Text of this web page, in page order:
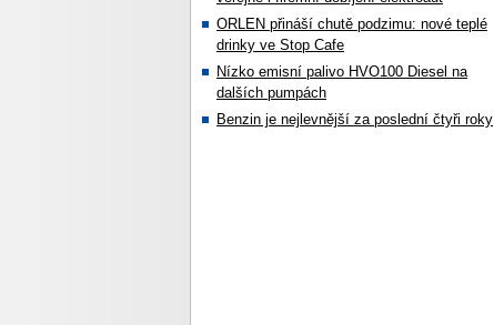
ORLEN přináší chutě podzimu: nové teplé
drinky ve Stop Cafe
Nízko emisní palivo HVO100 Diesel na
dalších pumpách
Benzin je nejlevnější za poslední čtyři roky